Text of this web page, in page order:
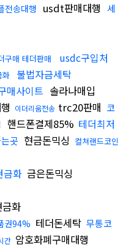
전송대행 usdt판매대행
세
구매 테더판매
usdc구입처
화 불법자금세탁
매사이트 솔라나매입
이더리움전송 trc20판매 코
핸드폰결제85% 테더최저
곳 현금돈믹싱 컬쳐랜드코인
금화 금은돈믹싱
화
권94% 테더돈세탁 무통코
간 암호화폐구매대행